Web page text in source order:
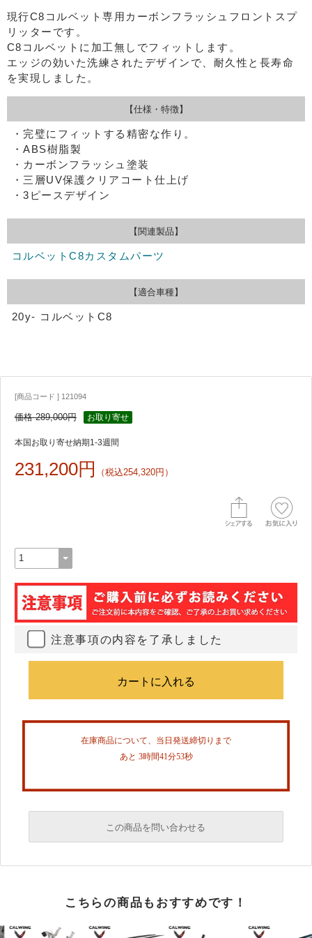
現行C8コルベット専用カーボンフラッシュフロントスプ
リッターです。
C8コルベットに加工無しでフィットします。
エッジの効いた洗練されたデザインで、耐久性と長寿命
を実現しました。
【仕様・特徴】
・完璧にフィットする精密な作り。
・ABS樹脂製
・カーボンフラッシュ塗装
・三層UV保護クリアコート仕上げ
・3ピースデザイン
【関連製品】
コルベットC8カスタムパーツ
【適合車種】
20y- コルベットC8
[商品コード ] 121094
価格 289,000円 お取り寄せ
本国お取り寄せ納期1-3週間
231,200円 （税込254,320円）
注意事項の内容を了承しました
在庫商品について、当日発送締切りまで
あと 3時間41分52秒
この商品を問い合わせる
必須
こちらの商品もおすすめです！